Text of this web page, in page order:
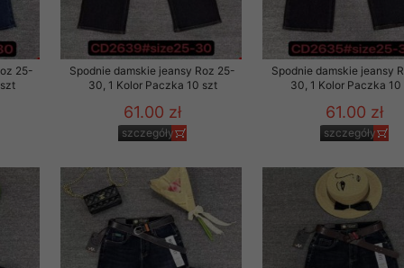
25-
Spodnie damskie jeansy Roz 25-
30, 1 Kolor Paczka 10 szt
61.00 zł
szczegóły
Spodnie damskie jeansy
30, 1 Kolor Paczka 10
61.00 zł
szczegóły
oraz usunięcia
zautomatyzowanemu
Twoich
osobowych.